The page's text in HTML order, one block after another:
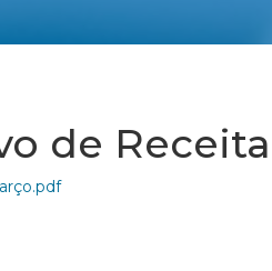
de Receita